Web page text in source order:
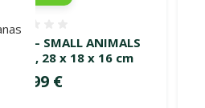
– SMALL ANIMALS
28 x 18 x 16 cm
Cena
19,99 €